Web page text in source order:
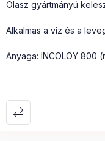
Olasz gyártmányú
Alkalmas a víz és a
Anyaga: INCOLOY 800